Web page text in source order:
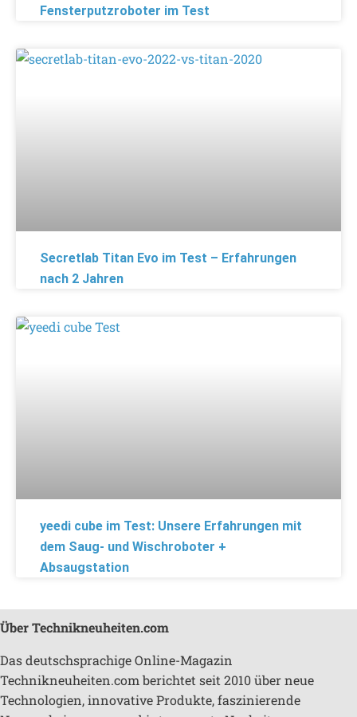
Fensterputzroboter im Test
Secretlab Titan Evo im Test – Erfahrungen
nach 2 Jahren
yeedi cube im Test: Unsere Erfahrungen mit
dem Saug- und Wischroboter +
Absaugstation
Über Technikneuheiten.com
Das deutschsprachige Online-Magazin
Technikneuheiten.com berichtet seit 2010 über neue
Technologien, innovative Produkte, faszinierende